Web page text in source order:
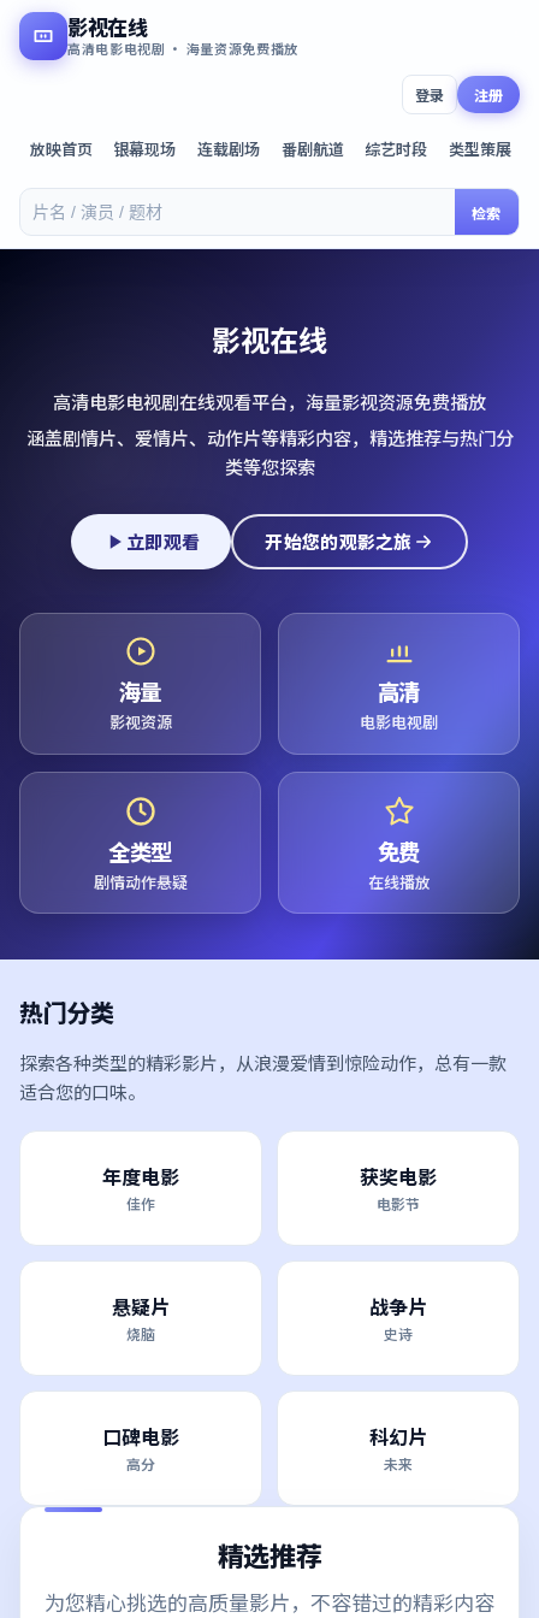
影视在线
高清电影电视剧 · 海量资源免费播放
放映首页 银幕现场 连载剧场 番剧航道 综艺时段 类型策展
检索
登录 注册
影视在线
高清电影电视剧在线观看平台，海量影视资源免费播放
涵盖剧情片、爱情片、动作片等精彩内容，精选推荐与热门分
类等您探索
立即观看 开始您的观影之旅
海量
影视资源
高清
电影电视剧
全类型
剧情动作悬疑
免费
在线播放
热门分类
探索各种类型的精彩影片，从浪漫爱情到惊险动作，总有一款
适合您的口味。
年度电影
佳作
获奖电影
电影节
悬疑片
烧脑
战争片
史诗
口碑电影
高分
科幻片
未来
精选推荐
为您精心挑选的高质量影片，不容错过的精彩内容